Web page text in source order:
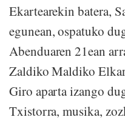
Ekartearekin batera,
egunean, ospatuko
Abenduaren 21ean
Zaldiko Maldiko
Giro aparta izango
Txistorra, musika,